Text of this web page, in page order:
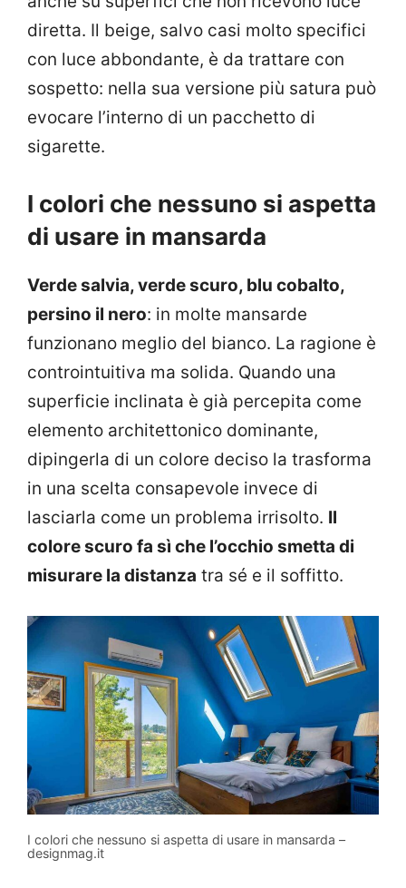
diretta. Il beige, salvo casi molto specifici
con luce abbondante, è da trattare con
sospetto: nella sua versione più satura può
evocare l’interno di un pacchetto di
sigarette.
I colori che nessuno si aspetta
di usare in mansarda
Verde salvia, verde scuro, blu cobalto,
persino il nero: in molte mansarde
funzionano meglio del bianco. La ragione è
controintuitiva ma solida. Quando una
superficie inclinata è già percepita come
elemento architettonico dominante,
dipingerla di un colore deciso la trasforma
in una scelta consapevole invece di
lasciarla come un problema irrisolto. Il
colore scuro fa sì che l’occhio smetta di
misurare la distanza tra sé e il soffitto.
I colori che nessuno si aspetta di usare in mansarda –
designmag.it